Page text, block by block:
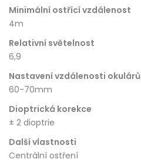
Minimální ostřící vzdálenost
4m
Relativní světelnost
6,9
Nastavení vzdálenosti okulárů
60-70mm
Dioptrická korekce
± 2 dioptrie
Další vlastnosti
Centrální ostření